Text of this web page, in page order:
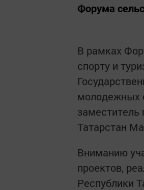
Форума
В рамках
спорту и
молодежных
заместитель
Татарстан
Вниманию
проектов,
Республики